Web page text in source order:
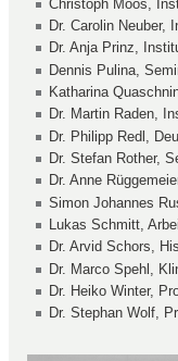
Christoph Moos,
Dr. Carolin Neuber,
Dr. Anja Prinz,
Dennis Pulina,
Katharina
Dr. Martin Raden,
Dr. Philipp Redl,
Dr. Stefan Rother,
Dr. Anne
Simon Johannes
Lukas Schmitt,
Dr. Arvid Schors,
Dr. Marco Spehl,
Dr. Heiko Winter,
Dr. Stephan Wolf,